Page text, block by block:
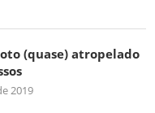
(quase) atropelado
2019